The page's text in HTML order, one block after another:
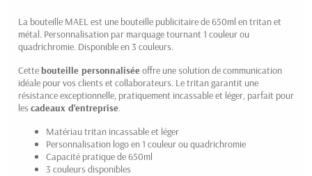
La bouteille MAEL est une bouteille publicitaire de 650ml en tritan et
métal. Personnalisation par marquage tournant 1 couleur ou
quadrichromie. Disponible en 3 couleurs.
Cettebouteille personnaliséeoffre une solution de communication
idéale pour vos clients et collaborateurs. Le tritan garantit une
résistance exceptionnelle, pratiquement incassable et léger, parfait pour
lescadeaux d'entreprise
Matériau tritan incassable et léger
Personnalisation logo en 1 couleur ou quadrichromie
Capacité pratique de 650ml
3 couleurs disponibles